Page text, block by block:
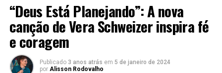
“Deus Está Planejando”: A nova
canção de Vera Schweizer inspira fé
e coragem
Publicado 3 anos atrás em 5 de janeiro de 2024
por Alisson Rodovalho